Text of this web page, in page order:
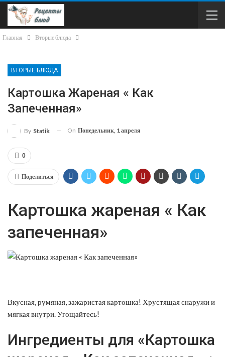
Главная Вторые блюда
ВТОРЫЕ БЛЮДА
Картошка Жареная « Как
Запеченная»
By Statik On Понедельник, 1 апреля
0
Поделиться
Картошка жареная « Как
запеченная»
Вкусная, румяная, зажаристая картошка! Хрустящая снаружи и
мягкая внутри.Угощайтесь!
Ингредиенты для «Картошка